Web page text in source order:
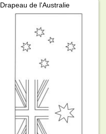
Drapeau de l'Australie